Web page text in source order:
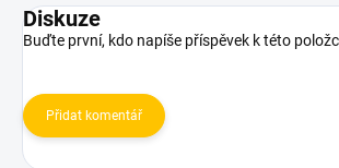
Diskuze
Buďte první, kdo napíše příspěvek k této
Přidat komentář